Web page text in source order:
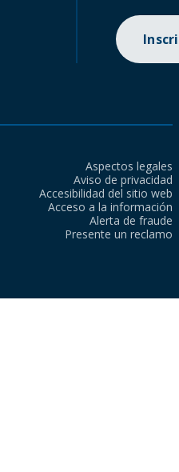
Aspectos legales
Aviso de privacidad
Accesibilidad del sitio web
Acceso a la información
Alerta de fraude
Presente un reclamo